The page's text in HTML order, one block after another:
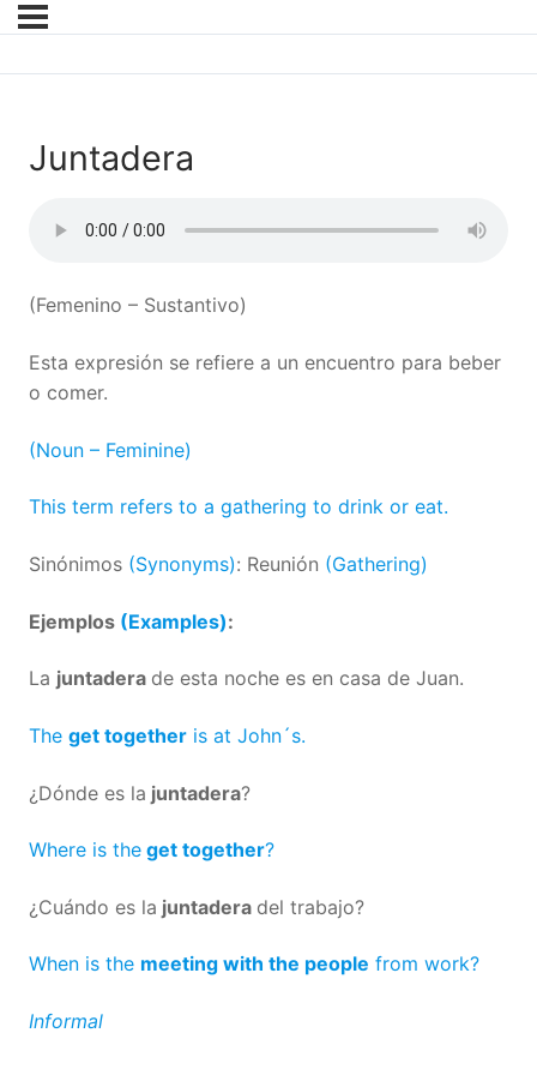
Juntadera
(Femenino – Sustantivo)
Esta expresión se refiere a un encuentro para beber
o comer.
(Noun – Feminine)
This term refers to a gathering to drink or eat.
Sinónimos (Synonyms): Reunión (Gathering)
Ejemplos (Examples):
La juntadera de esta noche es en casa de Juan.
The get together is at John´s.
¿Dónde es la juntadera?
Where is the get together?
¿Cuándo es la juntadera del trabajo?
When is the meeting with the people from work?
Informal